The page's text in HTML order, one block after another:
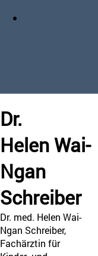
Dr.
HelenWai-
Ngan
Schreiber
Dr. med. Helen Wai-
Ngan Schreiber,
Fachärztin für